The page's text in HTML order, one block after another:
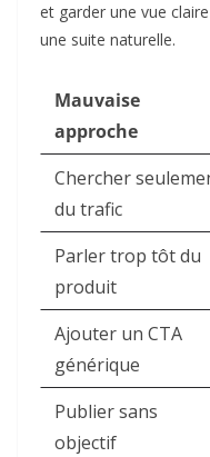
et garder une vue
une suite naturelle.
Mauvaise
approche
Chercher
du trafic
Parler trop tôt du
produit
Ajouter un CTA
générique
Publier sans
objectif